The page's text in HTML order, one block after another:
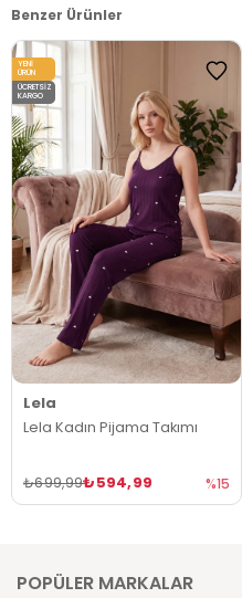
Benzer Ürünler
Lela
Lela Kadın Pijama Takımı
₺594,99
₺699,99 %15
YENI
ÜRÜN
ÜCRETSIZ
KARGO
POPÜLER MARKALAR